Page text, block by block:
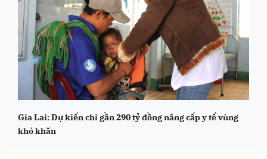
Gia Lai: Dự kiến chi gần 290 tỷ đồng nâng cấp y tế vùng
khó khăn